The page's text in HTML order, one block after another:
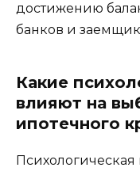
достижению
банков и
Какие
влияют на
ипотечного